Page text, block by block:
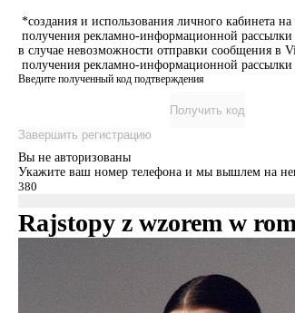
*создания и использования личного кабинета на
получения рекламно-информационной рассылки
в случае невозможности отправки сообщения в
получения рекламно-информационной
Введите полученный код подтверждения
Получить код
Завершить регистрацию
Вы не авторизованы
Укажите ваш номер телефона и мы вышлем на
Rajstopy z wzorem w